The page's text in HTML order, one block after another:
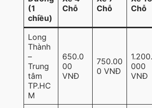
(1
chiều)
Chỗ
Chỗ
Chỗ
Long
Thành
–
Trung
tâm
TP.HC
M
650.0
00
VNĐ
750.00
0 VNĐ
1.200.
000
VNĐ